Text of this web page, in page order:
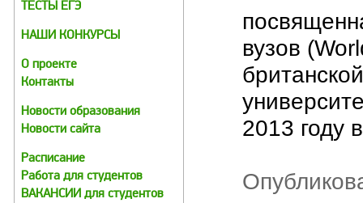
ТЕСТЫ ЕГЭ
НАШИ КОНКУРСЫ
О проекте
Контакты
Новости образования
Новости сайта
Расписание
Работа для студентов
ВАКАНСИИ для студентов
вузов
2013 году